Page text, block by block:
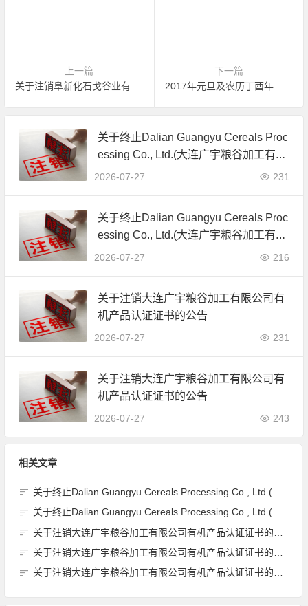
上一篇
关于注销阜新化石戈谷业有限责任公司有机产品认证证书的公告
下一篇
2017年元旦及农历丁酉年春节放假计划
关于终止Dalian Guangyu Cereals Proc
essing Co., Ltd.(大连广宇粮谷加工有限
公司)JAS有机产品认证证书的公告
2026-07-27 231
关于终止Dalian Guangyu Cereals Proc
essing Co., Ltd.(大连广宇粮谷加工有限
公司)JAS有机产品认证证书的公告
2026-07-27 216
关于注销大连广宇粮谷加工有限公司有
机产品认证证书的公告
2026-07-27 231
关于注销大连广宇粮谷加工有限公司有
机产品认证证书的公告
2026-07-27 243
相关文章
关于终止Dalian Guangyu Cereals Processing Co., Ltd.(大连广宇粮谷加工有限公司)JAS有机产品认证证书的公告
关于终止Dalian Guangyu Cereals Processing Co., Ltd.(大连广宇粮谷加工有限公司)JAS有机产品认证证书的公告
关于注销大连广宇粮谷加工有限公司有机产品认证证书的公告
关于注销大连广宇粮谷加工有限公司有机产品认证证书的公告
关于注销大连广宇粮谷加工有限公司有机产品认证证书的公告